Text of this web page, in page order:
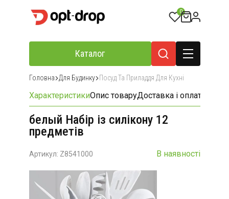
0
Каталог
Головна Для Будинку Посуд Та Приладдя Для Кухні
ХарактеристикиОпис товаруДоставка і оплата
белый Набір із силікону 12
предметів
Артикул: Z8541000 В наявності